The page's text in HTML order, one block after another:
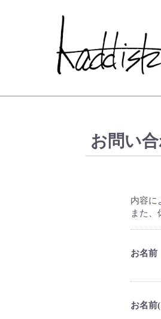
お問い
内容に
また、
お名前
お名前